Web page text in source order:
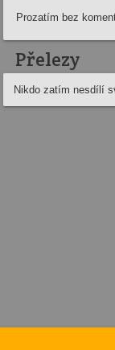
Prozatím bez
Přelezy
Nikdo zatím nesdílí